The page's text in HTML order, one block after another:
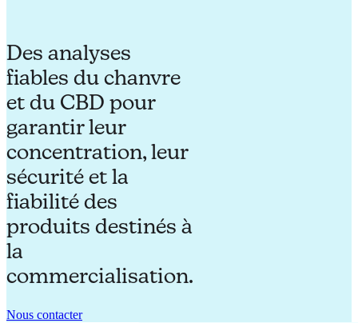
Des analyses
fiables du chanvre
et du CBD pour
garantir leur
concentration, leur
sécurité et la
fiabilité des
produits destinés à
la
commercialisation.
Nous contacter